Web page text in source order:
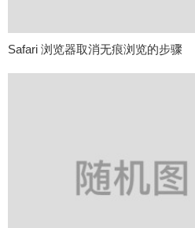
Safari 浏览器取消无痕浏览的步骤